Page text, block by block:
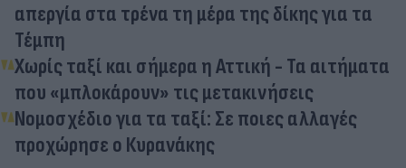
απεργία στα τρένα τη μέρα της δίκης για τα
Τέμπη
Χωρίς ταξί και σήμερα η Αττική - Τα αιτήματα
που «μπλοκάρουν» τις μετακινήσεις
Νομοσχέδιο για τα ταξί: Σε ποιες αλλαγές
προχώρησε ο Κυρανάκης